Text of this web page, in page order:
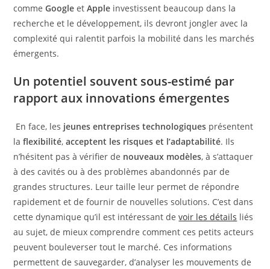
commeGoogle etApple investissent beaucoup dans la
recherche et le développement, ils devront jongler avec la
complexité qui ralentit parfois la mobilité dans les marchés
émergents.
Un potentiel souvent sous-estimé par
rapport aux innovations émergentes
En face, les jeunes entreprises technologiques présentent
laflexibilité,acceptent les risques et l’adaptabilité. Ils
n’hésitent pas à vérifier de nouveaux modèles, à s’attaquer
à des cavités ou à des problèmes abandonnés par de
grandes structures. Leur taille leur permet de répondre
rapidement et de fournir de nouvelles solutions. C’est dans
cette dynamique qu’il est intéressant devoir les détails liés
au sujet, de mieux comprendre comment ces petits acteurs
peuvent bouleverser tout le marché. Ces informations
permettent de sauvegarder, d’analyser les mouvements de